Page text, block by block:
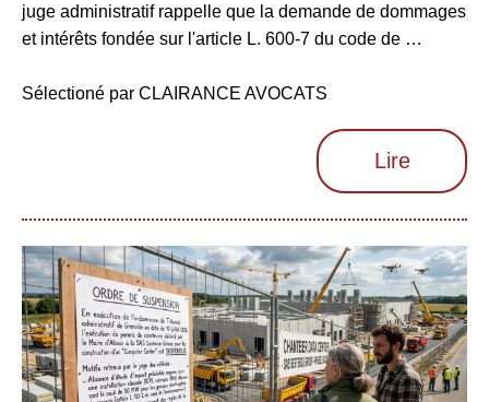
juge administratif rappelle que la demande de dommages
et intérêts fondée sur l'article L. 600-7 du code de …
Sélectioné par CLAIRANCE AVOCATS
Lire